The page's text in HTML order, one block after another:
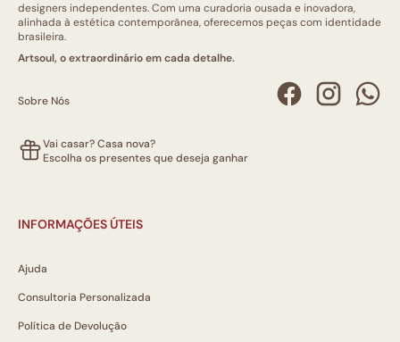
designers independentes. Com uma curadoria ousada e inovadora,
alinhada à estética contemporânea, oferecemos peças com identidade
brasileira.
Artsoul, o extraordinário em cada detalhe.
Sobre Nós
Vai casar? Casa nova?
Escolha os presentes que deseja ganhar
INFORMAÇÕES ÚTEIS
Ajuda
Consultoria Personalizada
Política de Devolução